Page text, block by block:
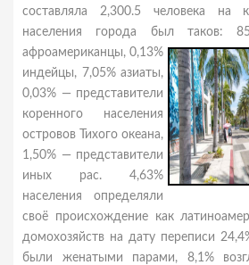
составляла 2,300.5 человека на
населения города был таков:
афроамериканцы, 0,13%
индейцы, 7,05% азиаты,
0,03% — представители
коренного населения
островов Тихого океана,
1,50% — представители
иных рас. 4,63%
населения определяли
своё происхождение как
домохозяйств на дату переписи
были женатыми парами, 8,1%